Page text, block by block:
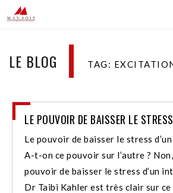
LES SITES
CONTACT
LE BLOG TAG:
LE POUVOIR DE BAISSER LE
Le pouvoir de baisser le stress
A-t-on ce pouvoir sur l’autre ? Non,
pouvoir de baisser le stress d’un
Dr Taibi Kahler est très clair sur